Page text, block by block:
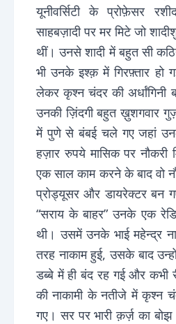
यूनीवर्सिटी के प्रोफ़ेसर
साहबज़ादी पर मर मिटे जो
थीं। उनसे शादी में बहुत सी
भी उनके इश्क़ में गिरफ़्तार
लेकर कृश्न चंदर की
उनकी ज़िंदगी बहुत ख़ुशगवार
में पुणे से बंबई चले गए जहां
हज़ार रुपये मासिक पर
एक साल काम करने के बाद वो
प्रोड्यूसर और डायरेक्टर बन
“सराय के बाहर” उनके एक
थी। उसमें उनके भाई महेन्द्र
तरह नाकाम हुई, उसके बाद
डब्बे में ही बंद रह गई और कभी
की नाकामी के नतीजे में कृश्न
गए। सर पर भारी क़र्ज़ का